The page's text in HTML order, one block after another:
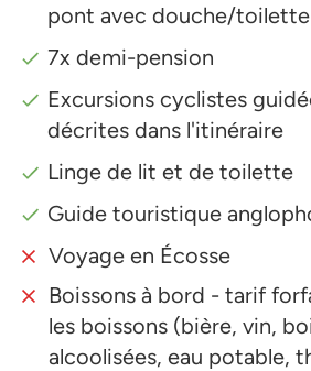
pont avec douche/toilette
7x demi-pension
Excursions cyclistes
décrites dans l'itinéraire
Linge de lit et de toilette
Guide touristique
Voyage en Écosse
Boissons à bord - tarif
les boissons (bière, vin,
alcoolisées, eau potable,